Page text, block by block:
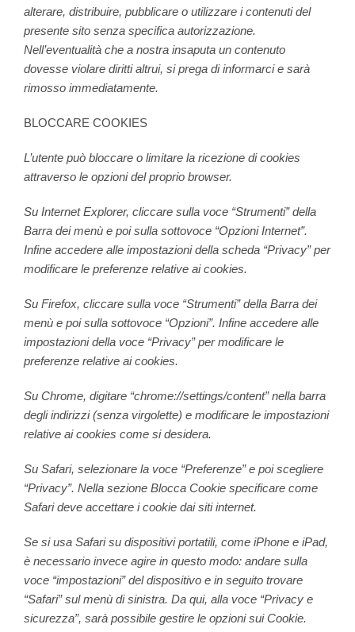
alterare, distribuire, pubblicare o utilizzare i contenuti del
presente sito senza specifica autorizzazione.
Nell’eventualità che a nostra insaputa un contenuto
dovesse violare diritti altrui, si prega di informarci e sarà
rimosso immediatamente.
BLOCCARE COOKIES
L’utente può bloccare o limitare la ricezione di cookies
attraverso le opzioni del proprio browser.
Su Internet Explorer, cliccare sulla voce “Strumenti” della
Barra dei menù e poi sulla sottovoce “Opzioni Internet”.
Infine accedere alle impostazioni della scheda “Privacy” per
modificare le preferenze relative ai cookies.
Su Firefox, cliccare sulla voce “Strumenti” della Barra dei
menù e poi sulla sottovoce “Opzioni”. Infine accedere alle
impostazioni della voce “Privacy” per modificare le
preferenze relative ai cookies.
Su Chrome, digitare “chrome://settings/content” nella barra
degli indirizzi (senza virgolette) e modificare le impostazioni
relative ai cookies come si desidera.
Su Safari, selezionare la voce “Preferenze” e poi scegliere
“Privacy”. Nella sezione Blocca Cookie specificare come
Safari deve accettare i cookie dai siti internet.
Se si usa Safari su dispositivi portatili, come iPhone e iPad,
è necessario invece agire in questo modo: andare sulla
voce “impostazioni” del dispositivo e in seguito trovare
“Safari” sul menù di sinistra. Da qui, alla voce “Privacy e
sicurezza”, sarà possibile gestire le opzioni sui Cookie.